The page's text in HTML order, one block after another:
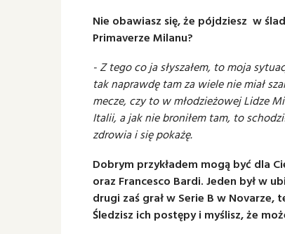
Nie obawiasz się, że pójdziesz w
Primaverze Milanu?
- Z tego co ja słyszałem, to moja
tak naprawdę tam za wiele nie miał
mecze, czy to w młodzieżowej Lidze
Italii, a jak nie broniłem tam, to
zdrowia i się pokażę.
Dobrym przykładem mogą być dla
oraz Francesco Bardi. Jeden był w
drugi zaś grał w Serie B w
Śledzisz ich postępy i myślisz, że